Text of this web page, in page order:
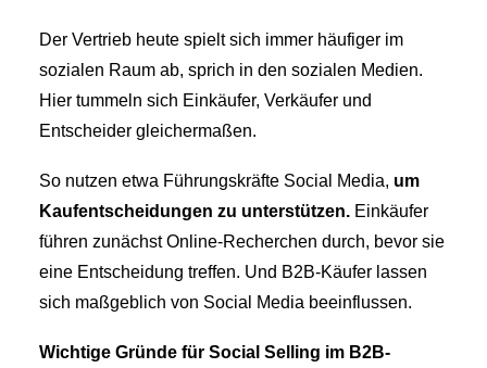
Der Vertrieb heute spielt sich immer häufiger im
sozialen Raum ab, sprich in den sozialen Medien.
Hier tummeln sich Einkäufer, Verkäufer und
Entscheider gleichermaßen.
So nutzen etwa Führungskräfte Social Media, um
Kaufentscheidungen zu unterstützen. Einkäufer
führen zunächst Online-Recherchen durch, bevor sie
eine Entscheidung treffen. Und B2B-Käufer lassen
sich maßgeblich von Social Media beeinflussen.
Wichtige Gründe für Social Selling im B2B-